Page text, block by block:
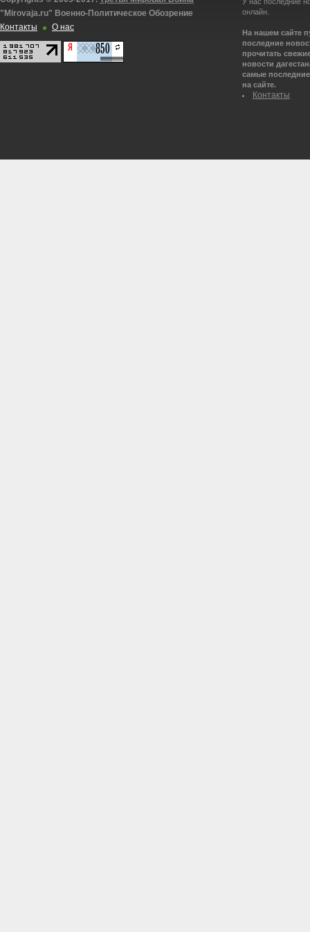
"Mirovaja.ru" Военно-Политическое Обозрение
Контакты
О нас
онлайн.
На нашем сайте
последние
прочитать
новости
самые
на сайте.
Контакты